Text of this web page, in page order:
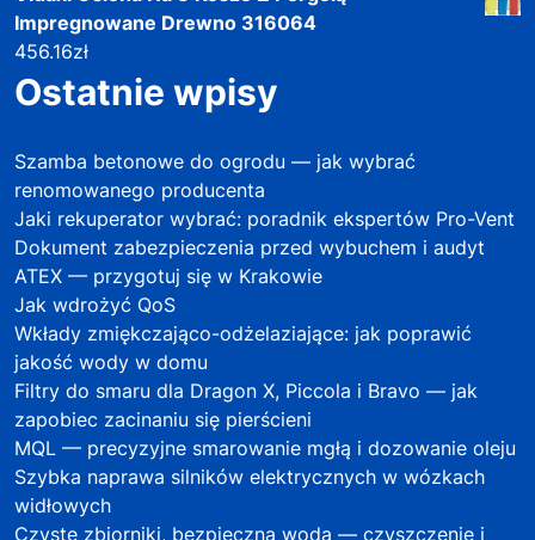
Impregnowane Drewno 316064
456.16zł
Ostatnie wpisy
Szamba betonowe do ogrodu — jak wybrać
renomowanego producenta
Jaki rekuperator wybrać: poradnik ekspertów Pro-Vent
Dokument zabezpieczenia przed wybuchem i audyt
ATEX — przygotuj się w Krakowie
Jak wdrożyć QoS
Wkłady zmiękczająco-odżelaziające: jak poprawić
jakość wody w domu
Filtry do smaru dla Dragon X, Piccola i Bravo — jak
zapobiec zacinaniu się pierścieni
MQL — precyzyjne smarowanie mgłą i dozowanie oleju
Szybka naprawa silników elektrycznych w wózkach
widłowych
Czyste zbiorniki, bezpieczna woda — czyszczenie i